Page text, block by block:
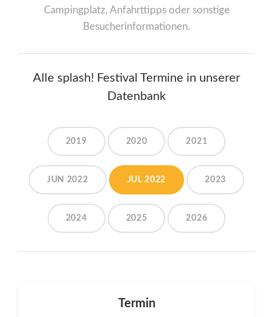
Campingplatz, Anfahrttipps oder sonstige
Besucherinformationen.
Alle splash! Festival Termine in unserer
Datenbank
2019 2020 2021
JUN 2022 JUL 2022 2023
2024 2025 2026
Termin